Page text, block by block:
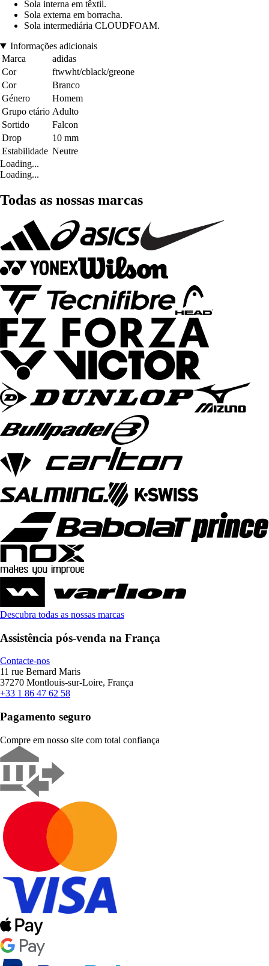
Sola interna em têxtil.
Sola externa em borracha.
Sola intermediária CLOUDFOAM.
Informações adicionais
Marca
adidas
Cor
ftwwht/cblack/greone
Cor
Branco
Género
Homem
Grupo etário Adulto
Sortido
Falcon
Drop
10 mm
Estabilidade Neutre
Loading...
Loading...
Todas as nossas marcas
Descubra todas as nossas marcas
Assistência pós-venda na França
Contacte-nos
11 rue Bernard Maris
37270 Montlouis-sur-Loire, França
+33 1 86 47 62 58
Pagamento seguro
Compre em nosso site com total confiança